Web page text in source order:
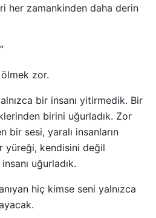
her zamankinden daha derin
zor.
bir insanı yitirmedik. Bir
birini uğurladık. Zor
bir sesi, yaralı insanların
yüreği, kendisini değil
uğurladık.
hiç kimse seni yalnızca